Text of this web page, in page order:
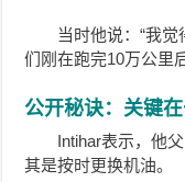
当时他说：“我
们刚在跑完10万公里
公开秘诀：关键
Intihar表示，他
其是按时更换机油。